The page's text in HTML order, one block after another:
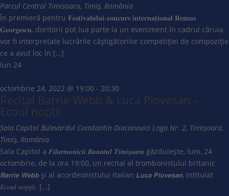
Parcul Central Timisoara, Timiș, România
În premieră pentru 𝐅𝐞𝐬𝐭𝐢𝐯𝐚𝐥𝐮𝐥𝐮𝐢-𝐜𝐨𝐧𝐜𝐮𝐫𝐬 𝐢𝐧𝐭𝐞𝐫𝐧𝐚𝐭̦𝐢𝐨𝐧𝐚𝐥 𝐑𝐞𝐦𝐮𝐬
𝐆𝐞𝐨𝐫𝐠𝐞𝐬𝐜𝐮, doritorii pot lua parte la un eveniment în cadrul căruia
vor fi interpretate lucrările câștigătorilor competiției de compoziție
ce a avut loc în […]
lun 24
octombrie 24, 2022 @ 19:00 - 20:30
Recital Barrie Webb & Luca Piovesan –
Ecoul nopții
Sala Capitol Bulevardul Constantin Diaconovici Loga Nr. 2, Timișoara,
Timiș, România
Sala Capitol a 𝑭𝒊𝒍𝒂𝒓𝒎𝒐𝒏𝒊𝒄𝒊𝒊 𝑩𝒂𝒏𝒂𝒕𝒖𝒍 𝑻𝒊𝒎𝒊𝒔̦𝒐𝒂𝒓𝒂 găzduiește, luni, 24
octombrie, de la ora 19:00, un recital al trombonistului britanic
𝘽𝙖𝙧𝙧𝙞𝙚 𝙒𝙚𝙗𝙗 și al acordeonistului italian 𝙇𝙪𝙘𝙖 𝙋𝙞𝙤𝙫𝙚𝙨𝙖𝙣, intitulat
𝐸𝑐𝑜𝑢𝑙 𝑛𝑜𝑝𝑡̦𝑖𝑖. […]